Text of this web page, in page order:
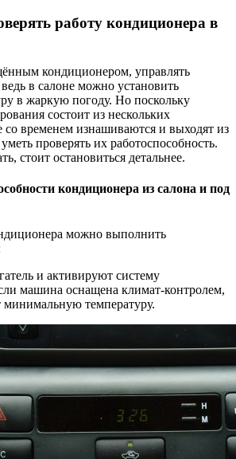
работу кондиционера в
кондиционером, управлять
в салоне можно установить
в жаркую погоду. Но поскольку
состоит из нескольких
со временем изнашиваются и выходят из
проверять их работоспособность.
стоит остановиться детальнее.
кондиционера из салона и под
можно выполнить
и активируют систему
машина оснащена климат-контролем,
минимальную температуру.